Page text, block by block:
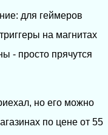
для геймеров
на магнитах
- просто прячутся
но его можно
по цене от 55